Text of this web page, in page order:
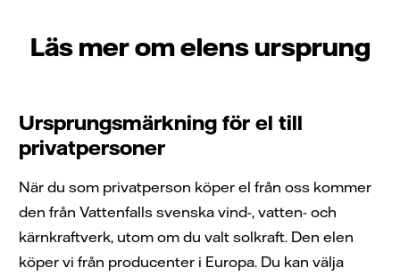
Läs mer om elens ursprung
Ursprungsmärkning för el till
privatpersoner
När du som privatperson köper el från oss kommer
den från Vattenfalls svenska vind-, vatten- och
kärnkraftverk, utom om du valt solkraft. Den elen
köper vi från producenter i Europa. Du kan välja